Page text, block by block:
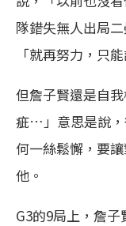
隊錯失無人出局
「就再努力，只
但詹子賢還是自
疵…」意思是說，
何一絲鬆懈，要
他。
G3的9局上，詹